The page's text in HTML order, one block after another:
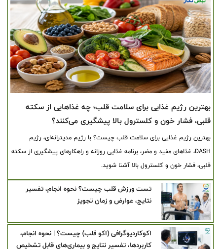
بهترین رژیم غذایی برای سلامت قلب؛ چه غذاهایی از سکته
قلبی، فشار خون و کلسترول بالا پیشگیری می‌کنند؟
بهترین رژیم غذایی برای سلامت قلب چیست؟ با رژیم مدیترانه‌ای، رژیم
DASH، غذاهای مفید و مضر، برنامه غذایی روزانه و راهکارهای پیشگیری از سکته
قلبی، فشار خون و کلسترول بالا آشنا شوید.
تست ورزش قلب چیست؟ نحوه انجام، تفسیر
نتایج، عوارض و زمان تجویز
اکوکاردیوگرافی (اکو قلب) چیست؟ | نحوه انجام،
کاربردها، تفسیر نتایج و بیماری‌های قابل تشخیص